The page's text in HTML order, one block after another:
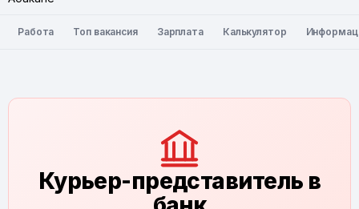
Работа Топ вакансия Зарплата Калькулятор
Курьер-представитель в